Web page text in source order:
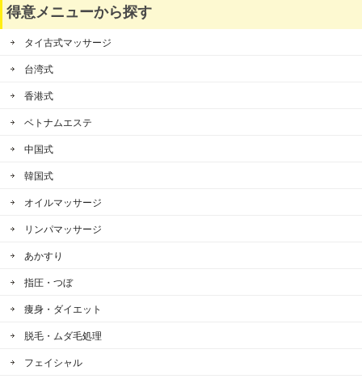
得意メニューから探す
タイ古式マッサージ
台湾式
香港式
ベトナムエステ
中国式
韓国式
オイルマッサージ
リンパマッサージ
あかすり
指圧・つぼ
痩身・ダイエット
脱毛・ムダ毛処理
フェイシャル